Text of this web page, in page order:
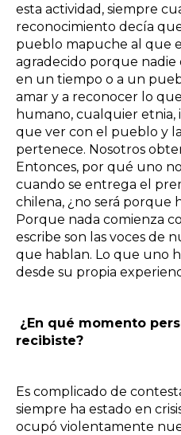
esta actividad, siempre
reconocimiento decía
pueblo mapuche al que
agradecido porque
en un tiempo o a un
amar y a reconocer lo
humano, cualquier
que ver con el pueblo y
pertenece. Nosotros
Entonces, por qué uno
cuando se entrega el
chilena, ¿no será porque
Porque nada comienza
escribe son las voces de
que hablan. Lo que uno
desde su propia
¿En qué momento
recibiste?
Es complicado de
siempre ha estado en
ocupó violentamente